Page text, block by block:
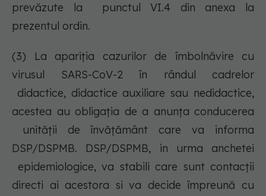
prevăzute la punctul VI.4 din anexa la
prezentul ordin.
(3) La apariţia cazurilor de îmbolnăvire cu
virusul SARS-CoV-2 în rândul cadrelor
didactice, didactice auxiliare sau nedidactice,
acestea au obligaţia de a anunţa conducerea
unităţii de învăţământ care va informa
DSP/DSPMB. DSP/DSPMB, in urma anchetei
epidemiologice, va stabili care sunt contacții
directi ai acestora si va decide împreună cu